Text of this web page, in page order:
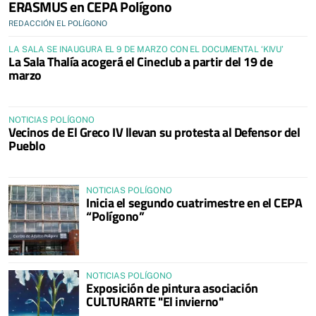
ERASMUS en CEPA Polígono
REDACCIÓN EL POLÍGONO
LA SALA SE INAUGURA EL 9 DE MARZO CON EL DOCUMENTAL ‘KIVU’
La Sala Thalía acogerá el Cineclub a partir del 19 de
marzo
NOTICIAS POLÍGONO
Vecinos de El Greco IV llevan su protesta al Defensor del
Pueblo
NOTICIAS POLÍGONO
Inicia el segundo cuatrimestre en el CEPA
“Polígono”
NOTICIAS POLÍGONO
Exposición de pintura asociación
CULTURARTE "El invierno"